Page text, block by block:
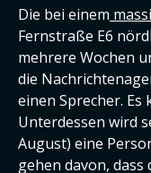
Die bei einem
Fernstraße E6
mehrere Wochen
die
einen Sprecher.
Unterdessen wird
August) eine
gehen davon,